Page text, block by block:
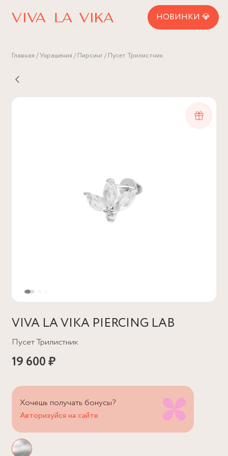
НОВИНКИ 💎
Главная Украшения Пирсинг Пусет Трилистник
VIVA LA VIKA PIERCING LAB
Пусет Трилистник
19 600 ₽
Хочешь получать бонусы?
Авторизуйся на сайте